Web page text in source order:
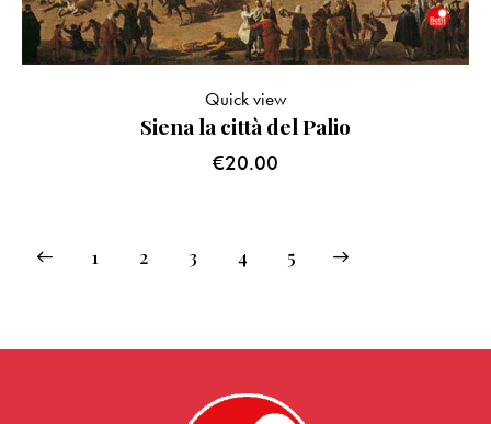
Siena la città del Palio
€20.00
Quick view
1 2 3 4 5
→